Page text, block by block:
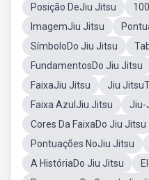
Posição DeJiu Jitsu
ImagemJiu Jitsu
SímboloDo Jiu Jitsu
FundamentosDo Jiu Jitsu
FaixaJiu Jitsu
Jiu
Faixa AzulJiu Jitsu
Jiu-
Cores Da FaixaDo Jiu Jitsu
Pontuações NoJiu Jitsu
A HistóriaDo Jiu Jitsu